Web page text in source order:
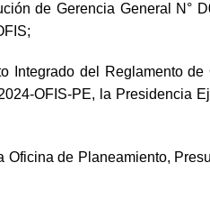
de Gerencia General N°
Integrado del Reglamento
OFIS-PE, la
de Planeamiento,